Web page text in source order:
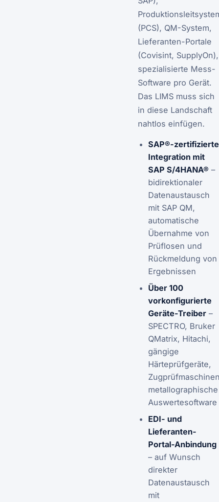
(PCS), QM-System,
Lieferanten-Portale
(Covisint, SupplyOn),
spezialisierte Mess-
Software pro Gerät.
Das LIMS muss sich
in diese Landschaft
nahtlos einfügen.
SAP®-zertifizierte
Integration mit
SAP S/4HANA® –
bidirektionaler
Datenaustausch
mit SAP QM,
automatische
Übernahme von
Prüflosen und
Rückmeldung von
Ergebnissen
Über 100
vorkonfigurierte
Geräte-Treiber–
SPECTRO, Bruker
QMatrix, Hitachi,
gängige
Härteprüfgeräte,
metallographische
Auswertesoftware
EDI- und
Lieferanten-
Portal-Anbindung
– auf Wunsch
direkter
Datenaustausch
mit